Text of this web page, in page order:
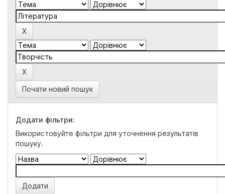
Почати новий пошук
Додати фільтри:
Використовуйте фільтри для уточнення результатів
пошуку.